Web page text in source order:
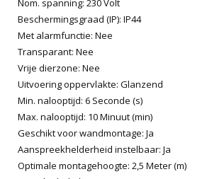
Beschermingsgraad (IP): IP44
Met alarmfunctie: Nee
Transparant: Nee
Vrije dierzone: Nee
Uitvoering oppervlakte: Glanzend
Min. nalooptijd: 6 Seconde (s)
Max. nalooptijd: 10 Minuut (min)
Geschikt voor wandmontage: Ja
Aanspreekhelderheid instelbaar: Ja
Optimale montagehoogte: 2,5 Meter (m)